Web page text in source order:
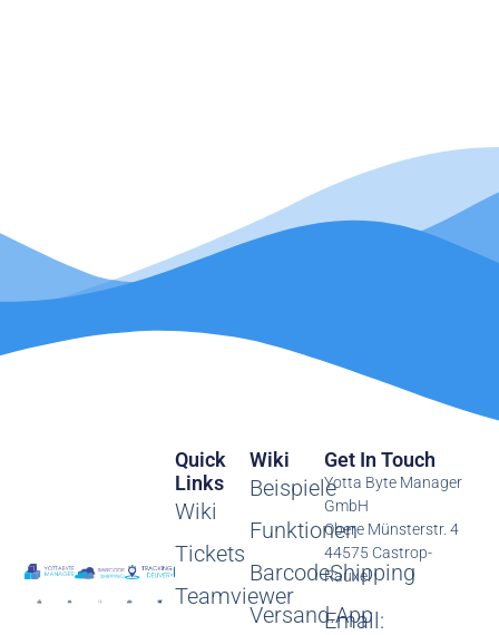
Wiki
Beispiele
Funktionen
BarcodeShipping
Versand.App
Quick
Links
Wiki
Tickets
Teamviewer
Get In Touch
Yotta Byte Manager
GmbH
Obere Münsterstr. 4
44575 Castrop-
Rauxel
Email: